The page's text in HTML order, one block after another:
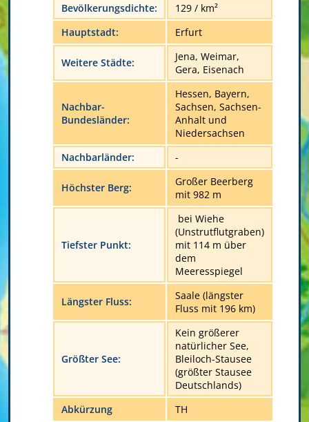
Bevölkerungsdichte:
129 / km²
Hauptstadt:
Erfurt
Weitere Städte:
Jena, Weimar,
Gera, Eisenach
Nachbar-
Bundesländer:
Hessen, Bayern,
Sachsen, Sachsen-
Anhalt und
Niedersachsen
Nachbarländer:
-
Höchster Berg:
Großer Beerberg
mit 982 m
Tiefster Punkt:
bei Wiehe
(Unstrutflutgraben)
mit 114 m über
dem
Meeresspiegel
Längster Fluss:
Saale (längster
Fluss mit 196 km)
Größter See:
Kein größerer
natürlicher See,
Bleiloch-Stausee
(größter Stausee
Deutschlands)
Abkürzung
TH